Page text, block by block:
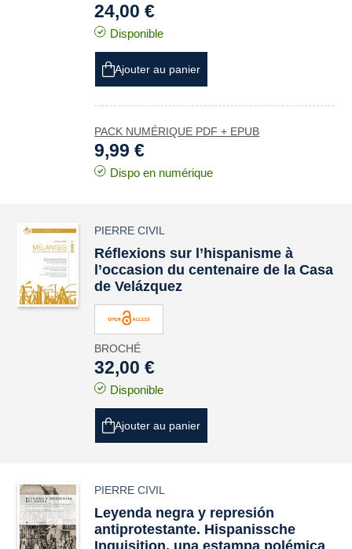
24,00 €
Disponible
Ajouter au panier
PACK NUMÉRIQUE PDF + EPUB
9,99 €
Dispo en numérique
PIERRE CIVIL
Réflexions sur l’hispanisme à
l’occasion du centenaire de la Casa
de Velázquez
BROCHÉ
32,00 €
Disponible
Ajouter au panier
PIERRE CIVIL
Leyenda negra y represión
antiprotestante. Hispanissche
Inquisition, una estampa polémica